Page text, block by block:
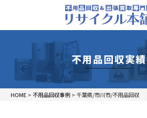
不用品回収実績
HOME > 不用品回収事例 >千葉県/市川市/不用品回収